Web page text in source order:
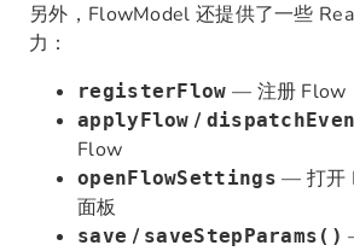
另外，FlowModel 还提供了一些
力：
registerFlow — 注册 Flow
applyFlow /
Flow
openFlowSettings — 打开
面板
save / saveStepParams()